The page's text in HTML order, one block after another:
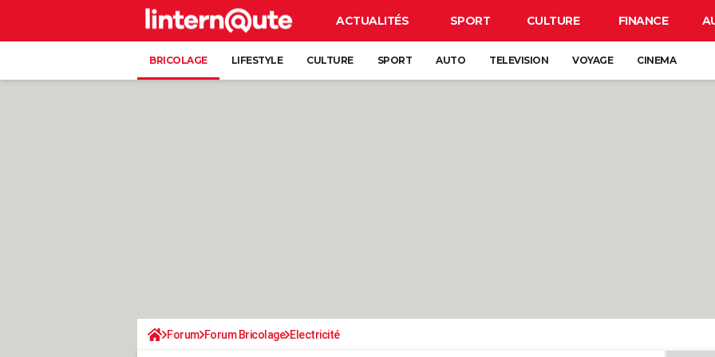
ACTUALITÉS SPORT CULTURE FINANCE
BRICOLAGE LIFESTYLE CULTURE SPORT AUTO TELEVISION VOYAGE CINEMA
Forum Forum Bricolage Electricité